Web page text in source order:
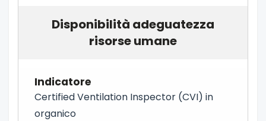
Disponibilità adeguatezza
risorse umane
Certified Ventilation Inspector (CVI) in
organico